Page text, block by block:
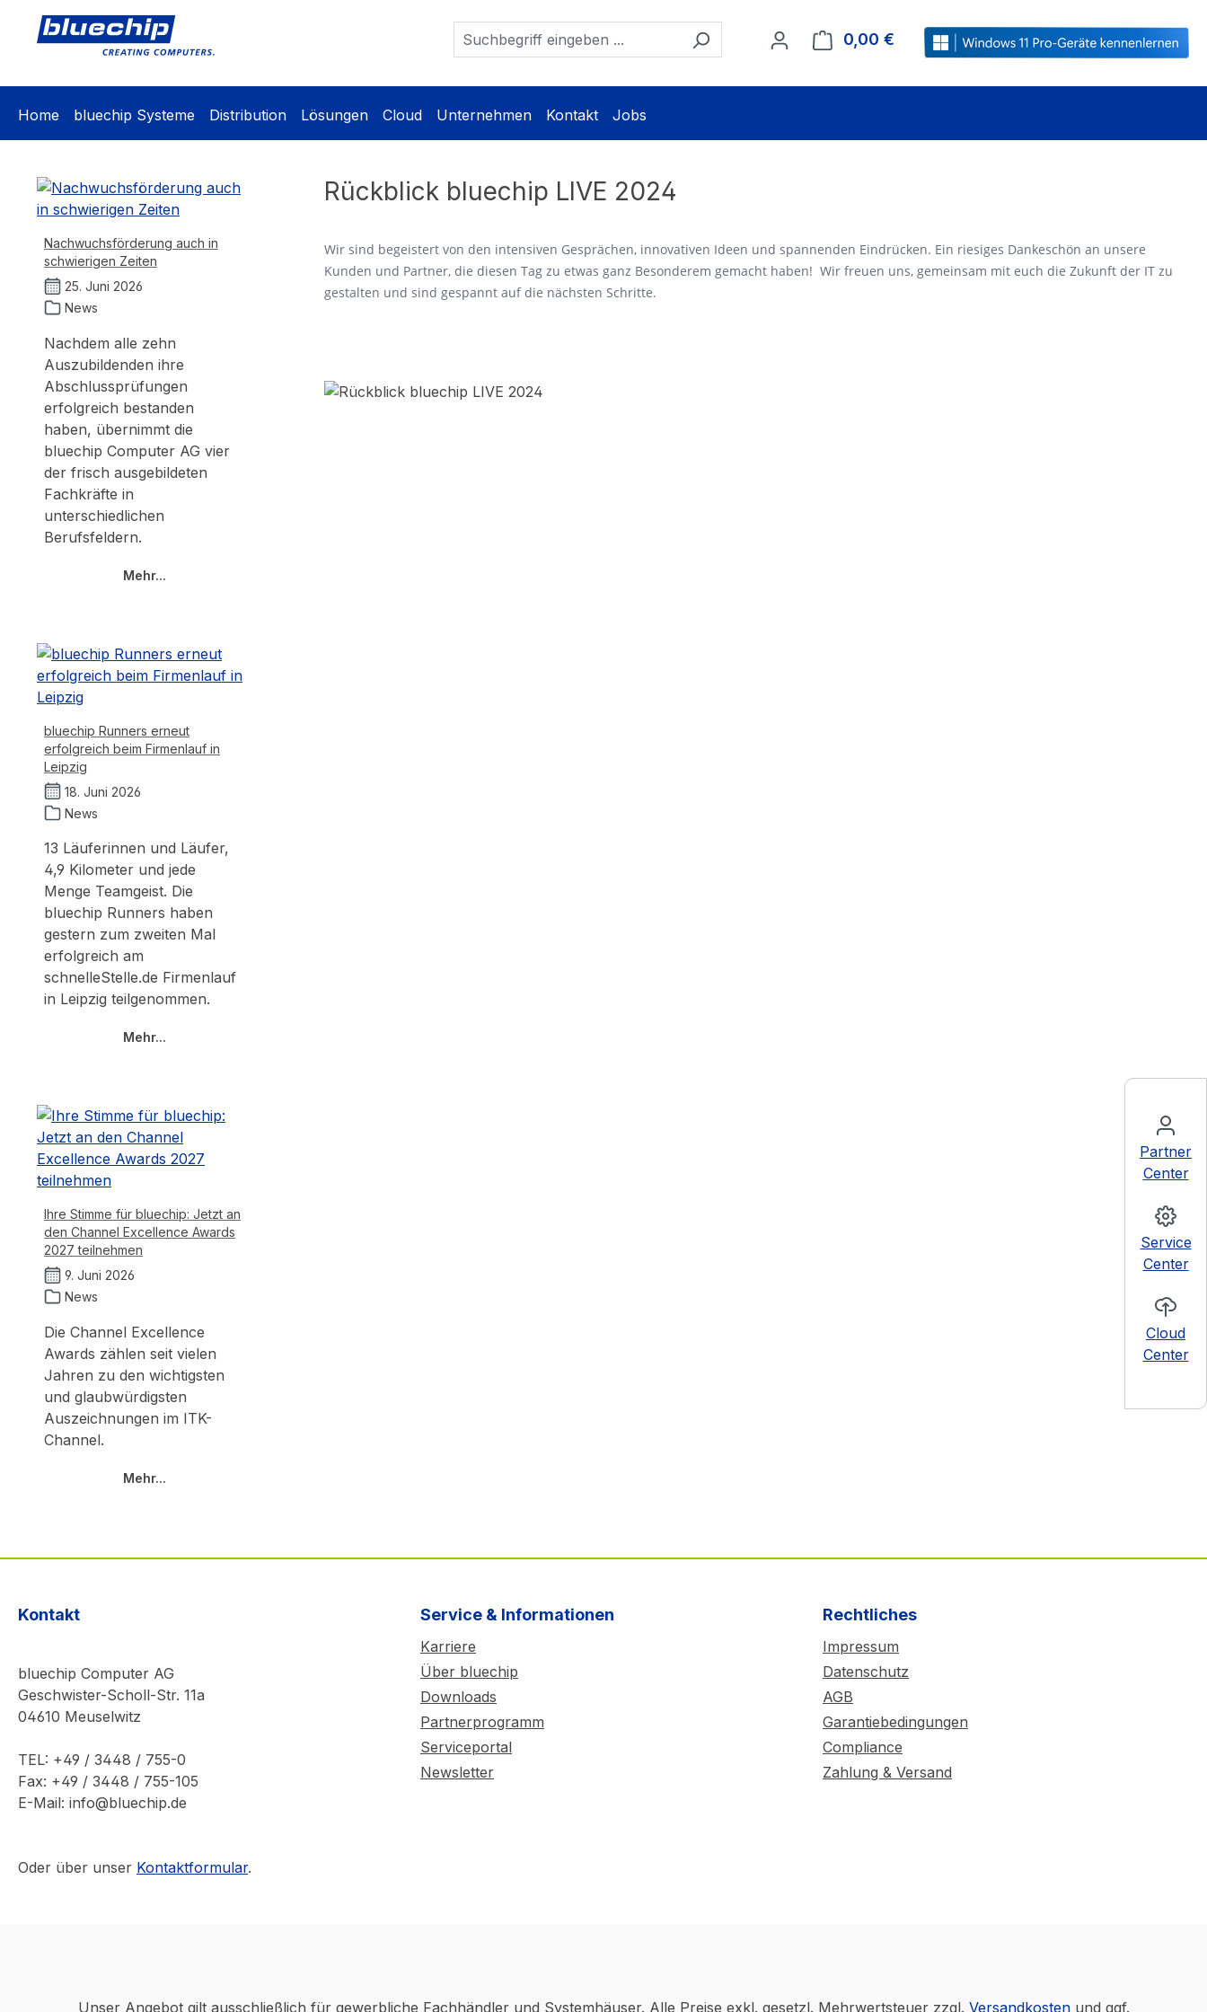
Zur Hauptnavigation springen
Partner
Center
Service
Center
Cloud
Center
0,00 € Warenkorb enthält 0 Positionen. Der
Home bluechip Systeme Distribution Lösungen Cloud Unternehmen Kontakt Jobs
Nachwuchsförderung auch in
schwierigen Zeiten
25. Juni 2026
News
Nachdem alle zehn
Auszubildenden ihre
Abschlussprüfungen
erfolgreich bestanden
haben, übernimmt die
bluechip Computer AG vier
der frisch ausgebildeten
Fachkräfte in
unterschiedlichen
Berufsfeldern.
Mehr...
bluechip Runners erneut
erfolgreich beim Firmenlauf in
Leipzig
18. Juni 2026
News
13 Läuferinnen und Läufer,
4,9 Kilometer und jede
Menge Teamgeist. Die
bluechip Runners haben
gestern zum zweiten Mal
erfolgreich am
schnelleStelle.de Firmenlauf
in Leipzig teilgenommen.
Mehr...
Ihre Stimme für bluechip: Jetzt an
den Channel Excellence Awards
2027 teilnehmen
9. Juni 2026
News
Die Channel Excellence
Awards zählen seit vielen
Jahren zu den wichtigsten
und glaubwürdigsten
Auszeichnungen im ITK-
Channel.
Mehr...
Rückblick bluechip LIVE 2024
Wir sind begeistert von den intensiven Gesprächen, innovativen Ideen und spannenden Eindrücken. Ein riesiges Dankeschön an unsere
Kunden und Partner, die diesen Tag zu etwas ganz Besonderem gemacht haben! Wir freuen uns, gemeinsam mit euch die Zukunft der IT zu
gestalten und sind gespannt auf die nächsten Schritte.
Kontakt
bluechip Computer AG
Geschwister-Scholl-Str. 11a
04610 Meuselwitz
TEL: +49 / 3448 / 755-0
Fax: +49 / 3448 / 755-105
E-Mail: info@bluechip.de
Oder über unser Kontaktformular.
Service & Informationen
Karriere
Über bluechip
Downloads
Partnerprogramm
Serviceportal
Newsletter
Rechtliches
Impressum
Datenschutz
AGB
Garantiebedingungen
Compliance
Zahlung & Versand
Unser Angebot gilt ausschließlich für gewerbliche Fachhändler und Systemhäuser. Alle Preise exkl. gesetzl. Mehrwertsteuer zzgl. Versandkostenund ggf.